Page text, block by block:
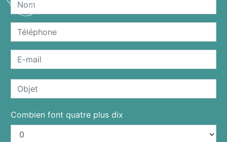
Combien font quatre plus dix